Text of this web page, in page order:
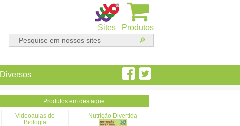
Produtos
Sites
Diversos
Produtos em destaque
Videoaulas de
Biologia
Nutrição Divertida